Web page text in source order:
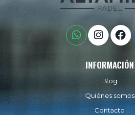
INFORMACIÓN
Blog
Quiénes somos
Contacto